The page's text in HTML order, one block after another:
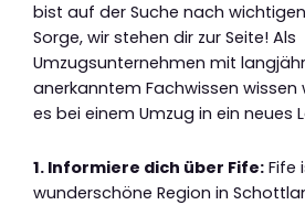
bist auf der Suche nach
Sorge, wir stehen dir zur Seite! Als
Umzugsunternehmen mit
anerkanntem Fachwissen wissen
es bei einem Umzug in ein neues
1. Informiere dich über Fife: Fife
wunderschöne Region in